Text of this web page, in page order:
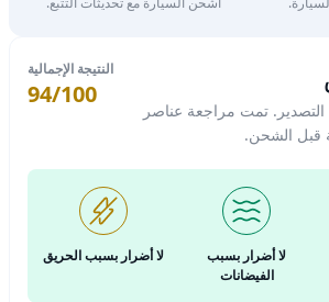
تمت مراجعة عناصر
قبل الشحن.
النتيجة الإجمالية
94/100
لا أضرار بسبب
الفيضانات
لا أضرار بسبب الحريق